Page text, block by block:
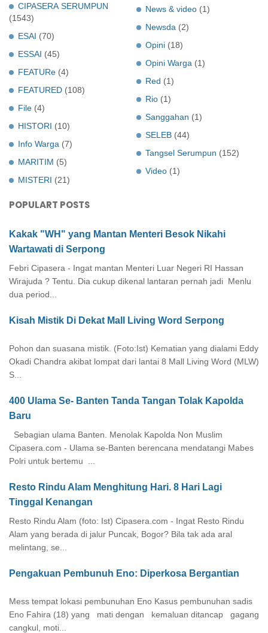
CIPASERA SERUMPUN
(1543)
ESAI (70)
ESSAI (45)
FEATURe (4)
FEATURED (108)
File (4)
HISTORI (10)
Info Warga (7)
MARITIM (5)
MISTERI (21)
News & video (1)
Newsda (2)
Opini (18)
Opini Warga (1)
Red (1)
Rio (1)
Sanggahan (1)
SELEB (44)
Tangsel Serumpun (152)
Video (1)
POPULART POSTS
Kakak "WH" yang Mantan Menteri Besok Nikahi
Wartawati di Serpong
Febri Cipasera - Ingat mantan Menteri Luar Negeri RI Hassan
Wirajuda ? Tentu. Dia cukup dikenal lantaran pernah jadi Menlu
dua period...
Kisah Mistik Di Dekat Mall Living Word Serpong
Pohon dan suasana mistik. (Foto:Ist) Kematian yang dialami Eddy
Okadi Chandra akibat lompat dari lantai 8 Mall Living Word (MLW)
S...
400 Ulama Se- Banten Tanda Tangan Tolak Kapolda
Baru
Sebagian ulama Banten. Menolak Kapolda Non Muslim
Cipasera.com - Ulama se-Banten berencana mendatangi Mabes
Polri untuk bertemu ...
Resto Rindu Alam Menghitung Hari. 8 Hari Lagi
Tinggal Kenangan
Resto Rindu Alam (foto: Ist) Cipasera.com - Ingat Resto Rindu
Alam yang berada di jalur Puncak, Bogor? Bila tak ada aral
melintang, se...
Pengakuan Pembunuh Eno: Diperkosa Bergantian
Mess tempat lokasi pembunuhan Eno Kasus pembunuhan sadis
Eno Fahira (18) yang mati dengan kemaluan ditancap gagang
cangkul, moti...